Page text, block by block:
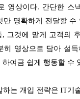
영상이다. 간단한 스
만 명확하게 전달할 수
그것에 맡게 고객의
히 영상으로 담아 설
여금 쉽게 행동할 수
하는 개입 전략은 IT기